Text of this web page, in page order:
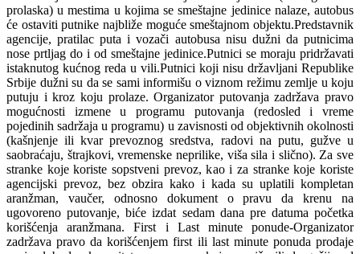
prolaska) u mestima u kojima se smeštajne jedinice nalaze, autobus
će ostaviti putnike najbliže moguće smeštajnom objektu.Predstavnik
agencije, pratilac puta i vozači autobusa nisu dužni da putnicima
nose prtljag do i od smeštajne jedinice.Putnici se moraju pridržavati
istaknutog kućnog reda u vili.Putnici koji nisu državljani Republike
Srbije dužni su da se sami informišu o viznom režimu zemlje u koju
putuju i kroz koju prolaze. Organizator putovanja zadržava pravo
mogućnosti izmene u programu putovanja (redosled i vreme
pojedinih sadržaja u programu) u zavisnosti od objektivnih okolnosti
(kašnjenje ili kvar prevoznog sredstva, radovi na putu, gužve u
saobraćaju, štrajkovi, vremenske neprilike, viša sila i slično). Za sve
stranke koje koriste sopstveni prevoz, kao i za stranke koje koriste
agencijski prevoz, bez obzira kako i kada su uplatili kompletan
aranžman, vaučer, odnosno dokument o pravu da krenu na
ugovoreno putovanje, biće izdat sedam dana pre datuma početka
korišćenja aranžmana. First i Last minute ponude-Organizator
zadržava pravo da korišćenjem first ili last minute ponuda prodaje